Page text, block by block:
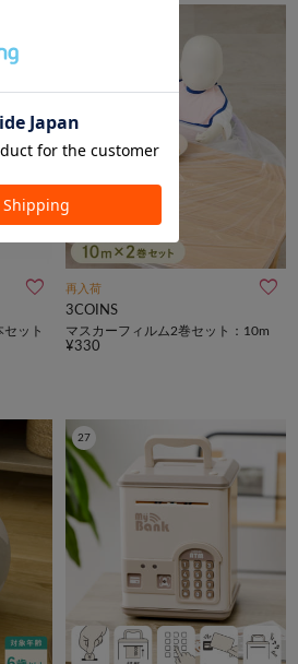
ット
再入荷
3COINS
マスカーフィルム2巻セット：10m
¥330
27